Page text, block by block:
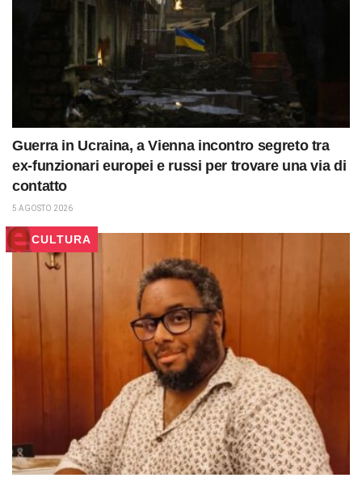
Guerra in Ucraina, a Vienna incontro segreto tra
ex-funzionari europei e russi per trovare una via di
contatto
5 AGOSTO 2026
CULTURA